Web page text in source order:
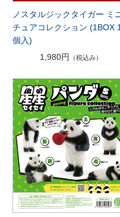
ノスタルジックタイガー ミ
チュアコレクション (1BOX
個入)
1,980円
（税込み）